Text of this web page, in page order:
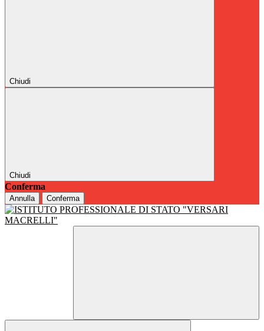
Chiudi
Chiudi
Conferma
Annulla Conferma